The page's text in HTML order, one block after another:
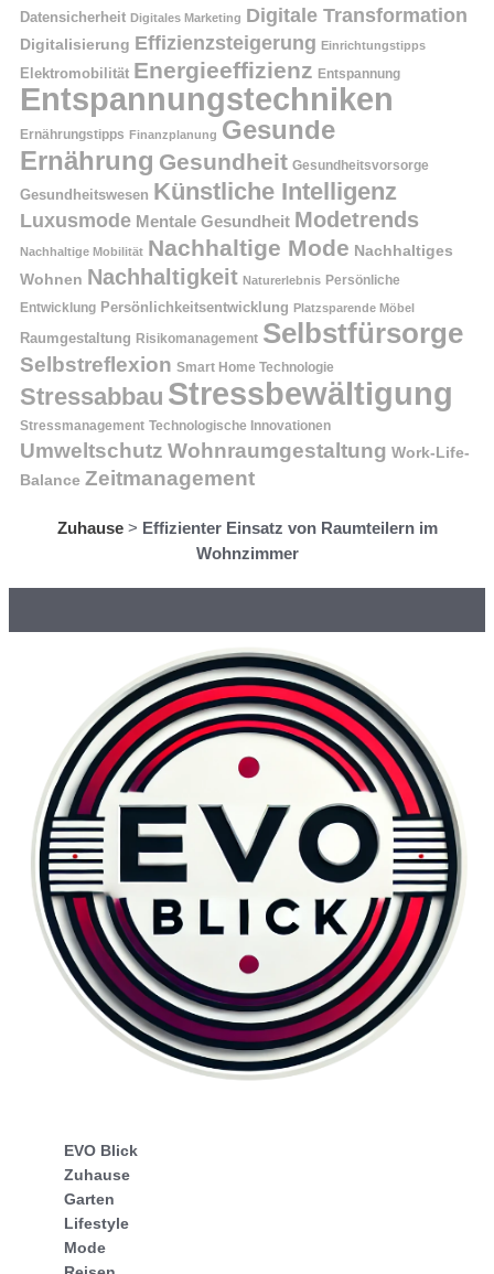
Datensicherheit Digitales Marketing Digitale Transformation
Digitalisierung Effizienzsteigerung Einrichtungstipps
Elektromobilität Energieeffizienz Entspannung
Entspannungstechniken
Ernährungstipps Finanzplanung Gesunde
Ernährung Gesundheit Gesundheitsvorsorge
Gesundheitswesen Künstliche Intelligenz
Luxusmode Mentale Gesundheit Modetrends
Nachhaltige Mobilität Nachhaltige Mode Nachhaltiges
Wohnen Nachhaltigkeit Naturerlebnis Persönliche
Entwicklung Persönlichkeitsentwicklung Platzsparende Möbel
Raumgestaltung Risikomanagement Selbstfürsorge
Selbstreflexion Smart Home Technologie
Stressabbau Stressbewältigung
Stressmanagement Technologische Innovationen
Umweltschutz Wohnraumgestaltung Work-Life-
Balance Zeitmanagement
Zuhause> Effizienter Einsatz von Raumteilern im
Wohnzimmer
EVO Blick
Zuhause
Garten
Lifestyle
Mode